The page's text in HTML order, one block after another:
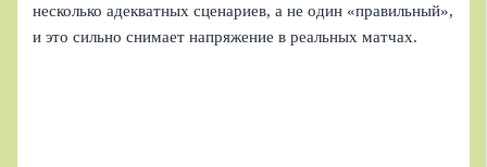
несколько адекватных сценариев, а не один «правильный»,
и это сильно снимает напряжение в реальных матчах.